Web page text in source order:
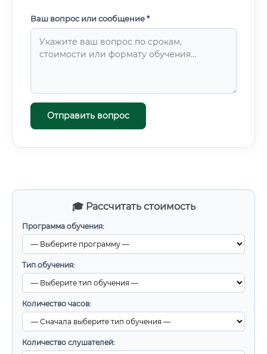
🎓 Рассчитать стоимость
Программа обучения:
Тип обучения:
Количество часов:
Количество слушателей:
Ваш вопрос или сообщение *
Отправить вопрос